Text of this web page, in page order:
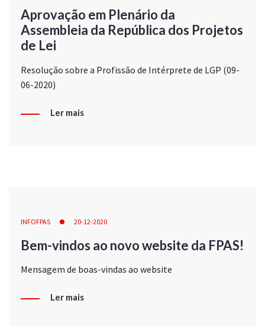
Aprovação em Plenário da
Assembleia da República dos Projetos
de Lei
Resolução sobre a Profissão de Intérprete de LGP (09-
06-2020)
Ler mais
INFOFPAS 20-12-2020
Bem-vindos ao novo website da FPAS!
Mensagem de boas-vindas ao website
Ler mais